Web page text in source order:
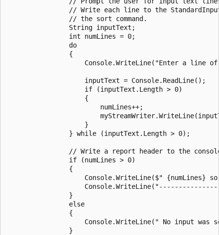
// Write each line to the
                // the sort command.
                String inputText;
                int numLines = 0;
                do
                {
Console.WriteLine("Enter a line
                    inputText = Console.ReadLine();
                    if (inputText.Length > 0)
                    {
                        numLines++;
                    }
                } while (inputText.Length > 0);
// Write a report header to the
                if (numLines > 0)
                {
Console.WriteLine($" {numLines}
                }
                else
                {
Console.WriteLine(" No input was
                }